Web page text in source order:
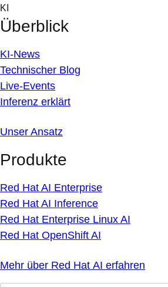
Skip
to
content
KI
Überblick
KI-News
Technischer Blog
Live-Events
Inferenz erklärt
Unser Ansatz
Produkte
Red Hat AI Enterprise
Red Hat AI Inference
Red Hat Enterprise Linux AI
Red Hat OpenShift AI
Mehr über Red Hat AI erfahren